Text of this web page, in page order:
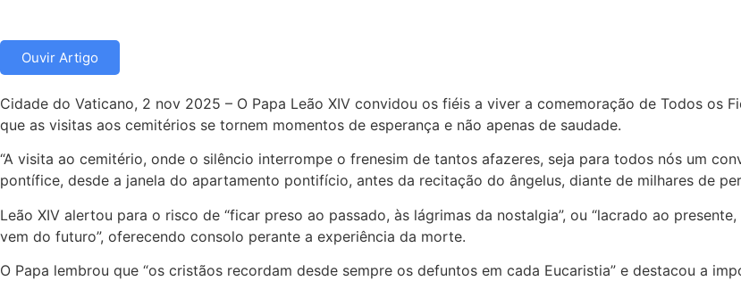
Ouvir Artigo
Cidade do Vaticano, 2 nov 2025 – O Papa Leão XIV convidou os fiéis a viver a comemoração de Todos os
que as visitas aos cemitérios se tornem momentos de esperança e não apenas de saudade.
“A visita ao cemitério, onde o silêncio interrompe o frenesim de tantos afazeres, seja para todos nós um
pontífice, desde a janela do apartamento pontifício, antes da recitação do ângelus, diante de milhares de
Leão XIV alertou para o risco de “ficar preso ao passado, às lágrimas da nostalgia”, ou “lacrado ao
vem do futuro”, oferecendo consolo perante a experiência da morte.
O Papa lembrou que “os cristãos recordam desde sempre os defuntos em cada Eucaristia” e destacou a